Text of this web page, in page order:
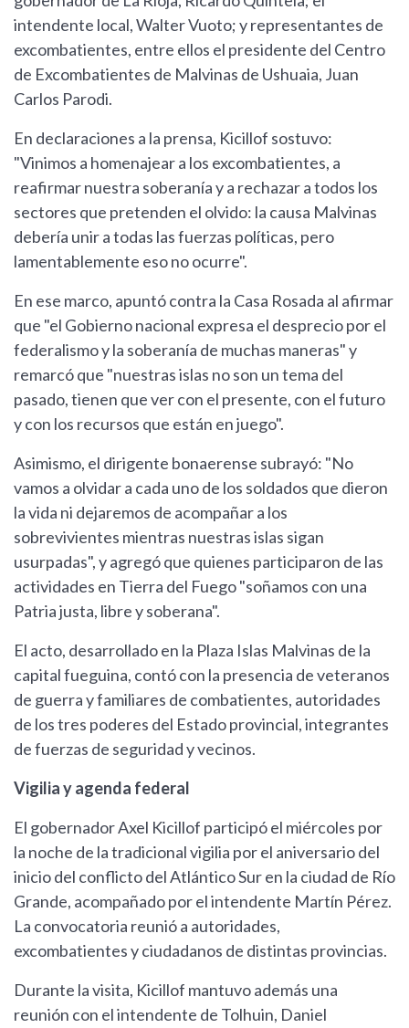
intendente local, Walter Vuoto; y representantes de
excombatientes, entre ellos el presidente del Centro
de Excombatientes de Malvinas de Ushuaia, Juan
Carlos Parodi.
En declaraciones a la prensa, Kicillof sostuvo:
"Vinimos a homenajear a los excombatientes, a
reafirmar nuestra soberanía y a rechazar a todos los
sectores que pretenden el olvido: la causa Malvinas
debería unir a todas las fuerzas políticas, pero
lamentablemente eso no ocurre".
En ese marco, apuntó contra la Casa Rosada al afirmar
que "el Gobierno nacional expresa el desprecio por el
federalismo y la soberanía de muchas maneras" y
remarcó que "nuestras islas no son un tema del
pasado, tienen que ver con el presente, con el futuro
y con los recursos que están en juego".
Asimismo, el dirigente bonaerense subrayó: "No
vamos a olvidar a cada uno de los soldados que dieron
la vida ni dejaremos de acompañar a los
sobrevivientes mientras nuestras islas sigan
usurpadas", y agregó que quienes participaron de las
actividades en Tierra del Fuego "soñamos con una
Patria justa, libre y soberana".
El acto, desarrollado en la Plaza Islas Malvinas de la
capital fueguina, contó con la presencia de veteranos
de guerra y familiares de combatientes, autoridades
de los tres poderes del Estado provincial, integrantes
de fuerzas de seguridad y vecinos.
Vigilia y agenda federal
El gobernador Axel Kicillof participó el miércoles por
la noche de la tradicional vigilia por el aniversario del
inicio del conflicto del Atlántico Sur en la ciudad de Río
Grande, acompañado por el intendente Martín Pérez.
La convocatoria reunió a autoridades,
excombatientes y ciudadanos de distintas provincias.
Durante la visita, Kicillof mantuvo además una
reunión con el intendente de Tolhuin, Daniel